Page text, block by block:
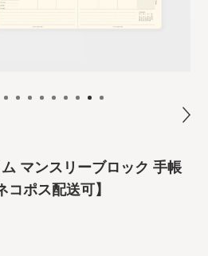
ム マンスリーブロック 手帳
ポス配送可】